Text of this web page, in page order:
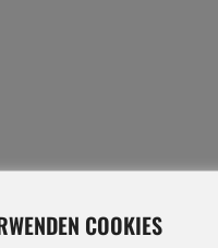
COOKIES